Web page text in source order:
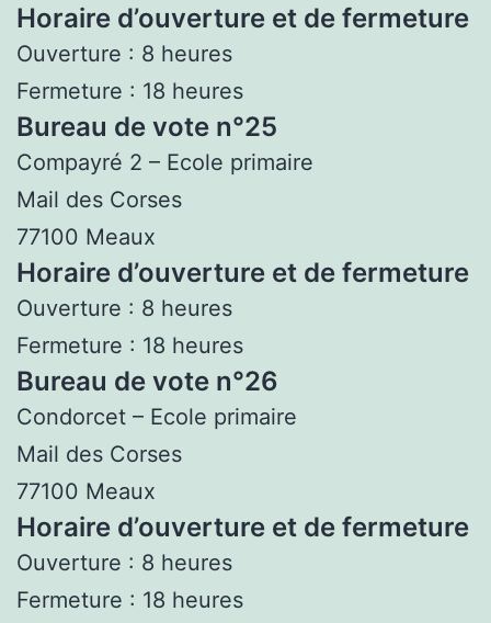
Horaire d’ouverture et de fermeture
Ouverture : 8 heures
Fermeture : 18 heures
Bureau de vote n°25
Compayré 2 – Ecole primaire
Mail des Corses
77100 Meaux
Horaire d’ouverture et de fermeture
Ouverture : 8 heures
Fermeture : 18 heures
Bureau de vote n°26
Condorcet – Ecole primaire
Mail des Corses
77100 Meaux
Horaire d’ouverture et de fermeture
Ouverture : 8 heures
Fermeture : 18 heures